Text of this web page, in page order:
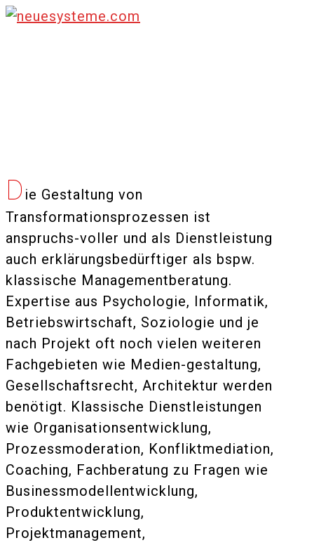
D ie Gestaltung von
Transformationsprozessen ist
anspruchs-voller und als Dienstleistung
auch erklärungsbedürftiger als bspw.
klassische Managementberatung.
Expertise aus Psychologie, Informatik,
Betriebswirtschaft, Soziologie und je
nach Projekt oft noch vielen weiteren
Fachgebieten wie Medien-gestaltung,
Gesellschaftsrecht, Architektur werden
benötigt. Klassische Dienstleistungen
wie Organisationsentwicklung,
Prozessmoderation, Konfliktmediation,
Coaching, Fachberatung zu Fragen wie
Businessmodellentwicklung,
Produktentwicklung,
Projektmanagement,